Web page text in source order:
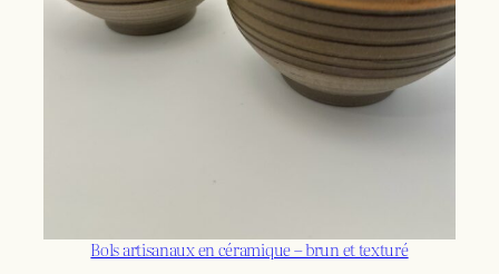
Bols artisanaux en céramique – brun et texturé